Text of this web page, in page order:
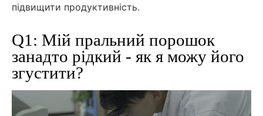
підвищити продуктивність.
Q1: Мій пральний порошок
занадто рідкий - як я можу його
згустити?